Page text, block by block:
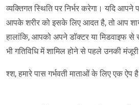
व्यक्तिगत स्थिति पर निर्भर करेगा। यदि
आपके शरीर को इसके लिए आदत है, तो आप
हालांकि, आपको अपने डॉक्टर या मिडवाइफ से
भी गतिविधि में शामिल होने से पहले उनकी
श्श, हमारे पास गर्भवती माताओं के लिए एक ऐप